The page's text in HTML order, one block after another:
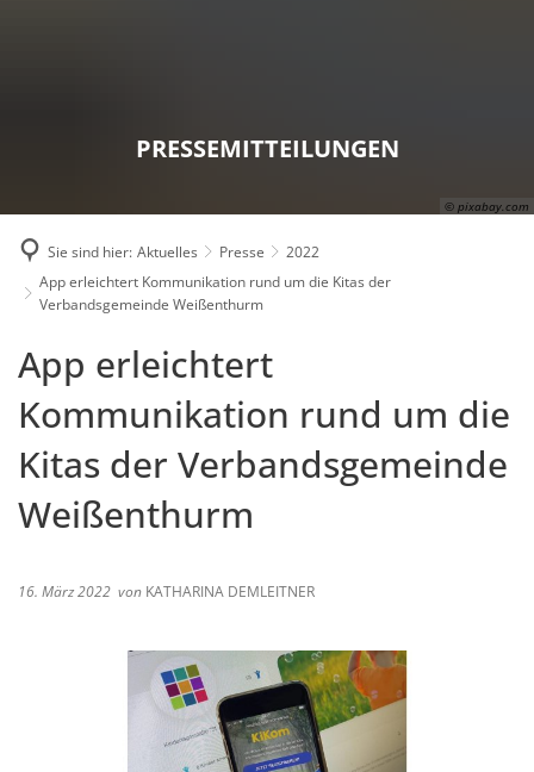
© pixabay.com
PRESSEMITTEILUNGEN
Sie sind hier: Aktuelles Presse
2022
App erleichtert Kommunikation rund um die Kitas der
Verbandsgemeinde Weißenthurm
App erleichtert
Kommunikation rund um die
Kitas der Verbandsgemeinde
Weißenthurm
16. März 2022 von KATHARINA DEMLEITNER